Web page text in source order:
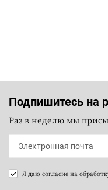
Подпишитесь на
Раз в неделю мы
Я даю согласие на